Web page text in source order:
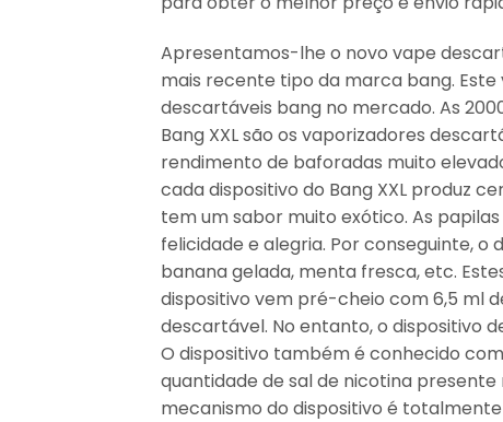
Apresentamos-lhe o novo vape
mais recente tipo da marca bang.
descartáveis bang no mercado. As
Bang XXL são os vaporizadores
rendimento de baforadas muito
cada dispositivo do Bang XXL produz
tem um sabor muito exótico. As
felicidade e alegria. Por conseguinte,
banana gelada, menta fresca, etc.
dispositivo vem pré-cheio com 6,5 ml
descartável. No entanto, o dispositivo
O dispositivo também é conhecido
quantidade de sal de nicotina
mecanismo do dispositivo é